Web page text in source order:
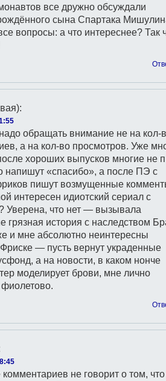
все дружно обсуждали
сына Спартака
вопросы: а что интереснее? Так
:
обращать внимание не на кол-
а на кол-во просмотров. Уже
хороших выпусков многие не
напишут «спасибо», а после ПЭ с
пишут возмущенные
интересен идиотский сериал с
Уверена, что нет — вызывала
грязная история с наследством
и мне абсолютно неинтересны
— пусть вернут украденные
а на новости, в каком нонче
моделирует брови, мне лично
комментариев не говорит о том,